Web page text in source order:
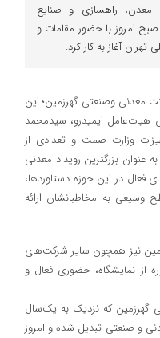
معدن، راهسازی و صنایع
وابسته تحت‌عنوان ایران کانماین ۲۰۲۴ صبح امروز با حضور مقامات و
آغاز به کار کرد.
معدنی‌ وصنعتی گهرزمین؛ این
هیات‌عامل ایمیدرو، سیدمحمد
وزارت صمت و تعدادی از
عنوان بزرگترین رویداد معدنی
در این حوزه دستاوردها،
به مخاطبانشان ارائه
نیز همچون سایر شرکت‌های
از نمایشگاه، حضوری فعال و
که نزدیک به یک‌سال
و صنعتی تبدیل شده و امروز